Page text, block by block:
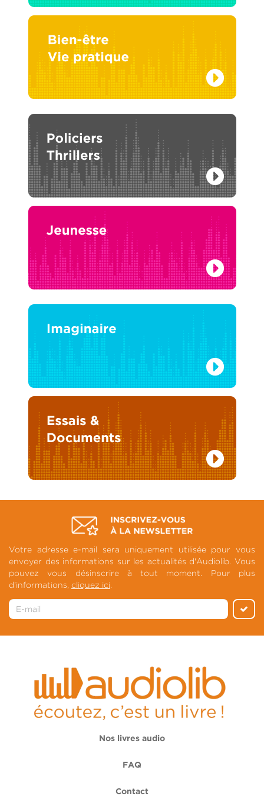
Votre adresse e-mail sera uniquement utilisée pour vous
envoyer des informations sur les actualités d'Audiolib. Vous
pouvez vous désinscrire à tout moment. Pour plus
d'informations, cliquez ici.
Nos livres audio
FAQ
Contact